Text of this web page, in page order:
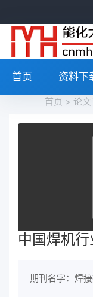
首页 资料下
首页 > 论
中国焊机
期刊名字：焊